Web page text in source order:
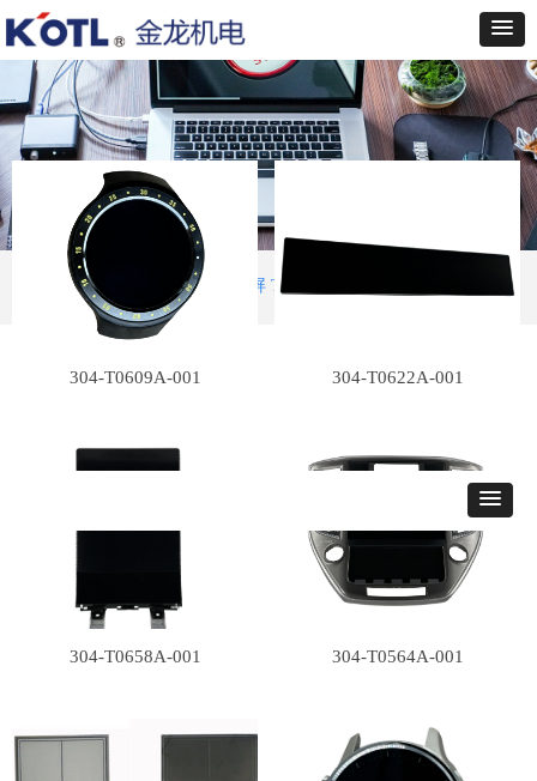
304-T0609A-001 304-T0622A-001
304-T0658A-001 304-T0564A-001
ꄲ ꄲ 触摸屏 TP